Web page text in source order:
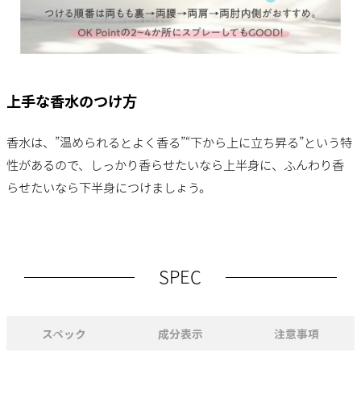
上手な香水のつけ方
香水は、”温められるとよく香る”“下から上に立ち昇る”という特
性があるので、しっかり香らせたいなら上半身に、ふんわり香
らせたいなら下半身につけましょう。
SPEC
スペック 成分表示 注意事項